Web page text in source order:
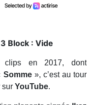
Block : Vide
clips en 2017, dont
Somme », c’est au tour
sur YouTube.